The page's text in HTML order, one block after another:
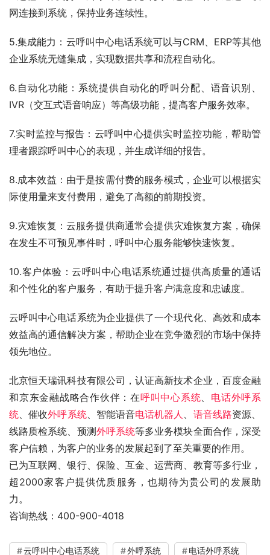
网连接到系统，保持业务连续性。
5.集成能力：云呼叫中心电话系统可以与CRM、ERP等其他
企业系统无缝集成，实现数据共享和流程自动化。
6.自动化功能：系统提供自动化的呼叫分配、语音识别、
IVR（交互式语音响应）等高级功能，提高客户服务效率。
7.实时监控与报告：云呼叫中心提供实时监控功能，帮助管
理者跟踪呼叫中心的表现，并生成详细的报告。
8.成本效益：由于是按需付费的服务模式，企业可以根据实
际使用量来支付费用，避免了高额的前期投资。
9.灾难恢复：云服务提供商通常会提供灾难恢复方案，确保
在发生不可预见事件时，呼叫中心服务能够快速恢复。
10.客户体验：云呼叫中心电话系统通过提供高质量的通话
和个性化的客户服务，有助于提升客户满意度和忠诚度。
云呼叫中心电话系统为企业提供了一个现代化、高效和成本
效益高的通信解决方案，帮助企业在竞争激烈的市场中保持
领先地位。
北京恒天瑞讯科技有限公司，认证高新技术企业，百度金融
和京东金融战略合作伙伴：在呼叫中心系统、 电话外呼系
统、催收外呼系统、智能语音电话机器人 、 语音线路资源、
线路质检系统、预测外呼系统等多业务模块全面合作，深受
客户信赖，为客户的业务的发展起到了至关重要的作用。
已为互联网、银行、保险、互金、运营商、教育等多行业，
超2000家客户提供优质服务，也期待为贵公司的发展助
力。
咨询热线：400-900-4018
云呼叫中心电话系统 外呼系统 电话外呼系统